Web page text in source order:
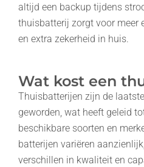
altijd een backup tijdens
thuisbatterij zorgt voor meer
en extra zekerheid in huis.
Wat kost een
Thuisbatterijen zijn de
geworden, wat heeft geleid
beschikbare soorten en
batterijen variëren
verschillen in kwaliteit en